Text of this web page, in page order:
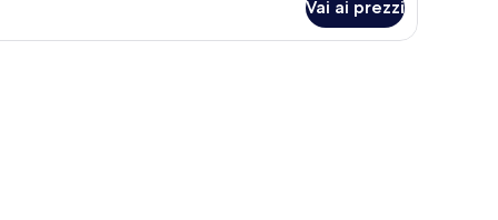
Vai ai prezzi
lampada, scrivania, sedia e un piccolo tavolo con un quaderno.